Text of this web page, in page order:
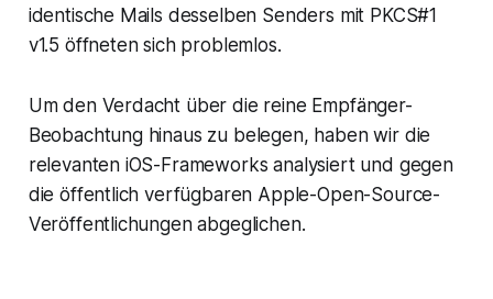
identische Mails desselben Senders mit PKCS#1
v1.5 öffneten sich problemlos.
Um den Verdacht über die reine Empfänger-
Beobachtung hinaus zu belegen, haben wir die
relevanten iOS-Frameworks analysiert und gegen
die öffentlich verfügbaren Apple-Open-Source-
Veröffentlichungen abgeglichen.